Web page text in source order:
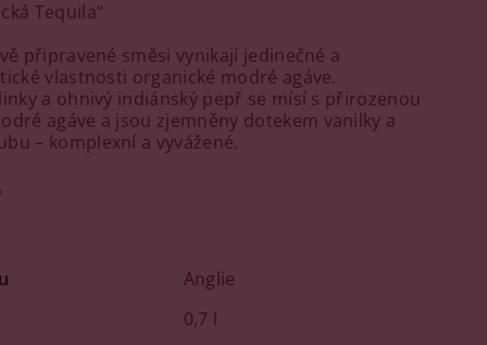
Tequila“
připravené směsi vynikají jedinečné a
vlastnosti organické modré agáve.
a ohnivý indiánský pepř se mísí s přirozenou
agáve a jsou zjemněny dotekem vanilky a
– komplexní a vyvážené.
Anglie
0,7 l